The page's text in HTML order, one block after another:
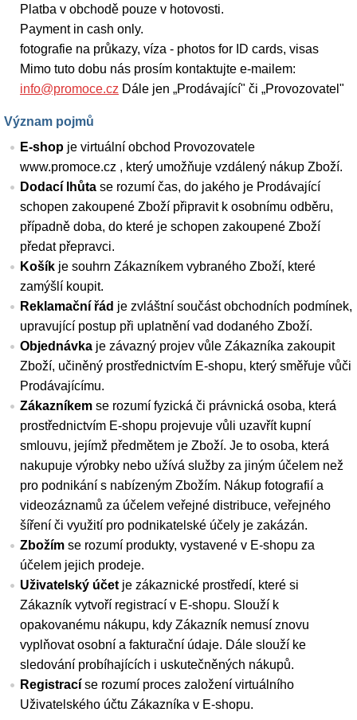
Platba v obchodě pouze v hotovosti.
Payment in cash only.
fotografie na průkazy, víza - photos for ID cards, visas
Mimo tuto dobu nás prosím kontaktujte e-mailem:
info@promoce.cz Dále jen „Prodávající" či „Provozovatel"
Význam pojmů
E-shop je virtuální obchod Provozovatele
www.promoce.cz , který umožňuje vzdálený nákup Zboží.
Dodací lhůta se rozumí čas, do jakého je Prodávající
schopen zakoupené Zboží připravit k osobnímu odběru,
případně doba, do které je schopen zakoupené Zboží
předat přepravci.
Košík je souhrn Zákazníkem vybraného Zboží, které
zamýšlí koupit.
Reklamační řád je zvláštní součást obchodních podmínek,
upravující postup při uplatnění vad dodaného Zboží.
Objednávka je závazný projev vůle Zákazníka zakoupit
Zboží, učiněný prostřednictvím E-shopu, který směřuje vůči
Prodávajícímu.
Zákazníkem se rozumí fyzická či právnická osoba, která
prostřednictvím E-shopu projevuje vůli uzavřít kupní
smlouvu, jejímž předmětem je Zboží. Je to osoba, která
nakupuje výrobky nebo užívá služby za jiným účelem než
pro podnikání s nabízeným Zbožím. Nákup fotografií a
videozáznamů za účelem veřejné distribuce, veřejného
šíření či využití pro podnikatelské účely je zakázán.
Zbožím se rozumí produkty, vystavené v E-shopu za
účelem jejich prodeje.
Uživatelský účet je zákaznické prostředí, které si
Zákazník vytvoří registrací v E-shopu. Slouží k
opakovanému nákupu, kdy Zákazník nemusí znovu
vyplňovat osobní a fakturační údaje. Dále slouží ke
sledování probíhajících i uskutečněných nákupů.
Registrací se rozumí proces založení virtuálního
Uživatelského účtu Zákazníka v E-shopu.